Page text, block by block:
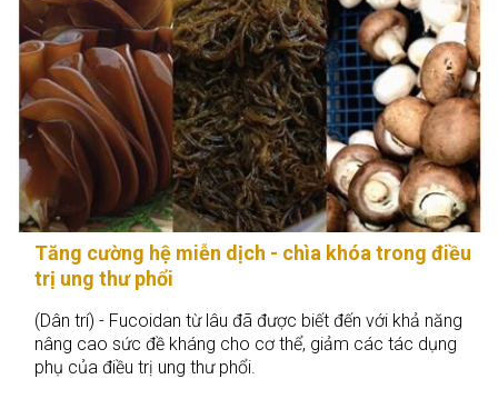
Tăng cường hệ miễn dịch - chìa khóa trong điều
trị ung thư phổi
(Dân trí) - Fucoidan từ lâu đã được biết đến với khả năng
nâng cao sức đề kháng cho cơ thể, giảm các tác dụng
phụ của điều trị ung thư phổi.